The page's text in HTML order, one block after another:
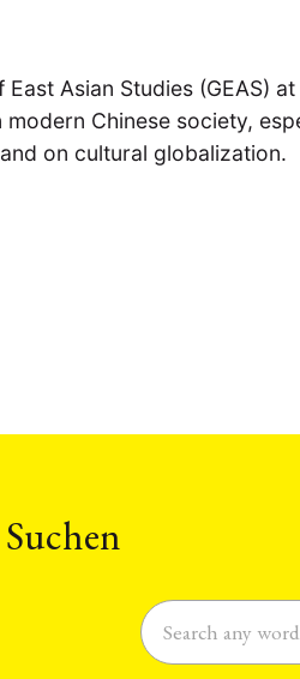
Asian Studies (GEAS)
Chinese society,
on cultural globalization.
Suchen